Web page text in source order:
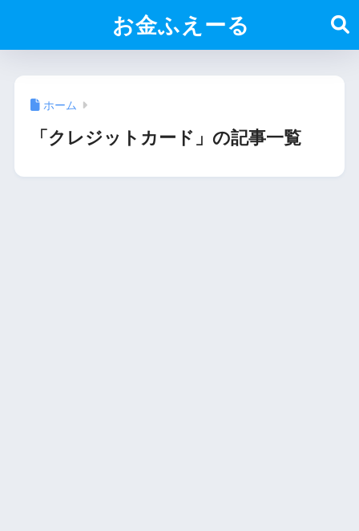
お金ふえーる
ホーム
「クレジットカード」の記事一覧